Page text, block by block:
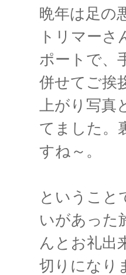
晩年は足の
トリマー
ポートで、
併せてご挨
上がり写
てました。
すね～。
ということ
いがあった
んとお礼出
切りになり